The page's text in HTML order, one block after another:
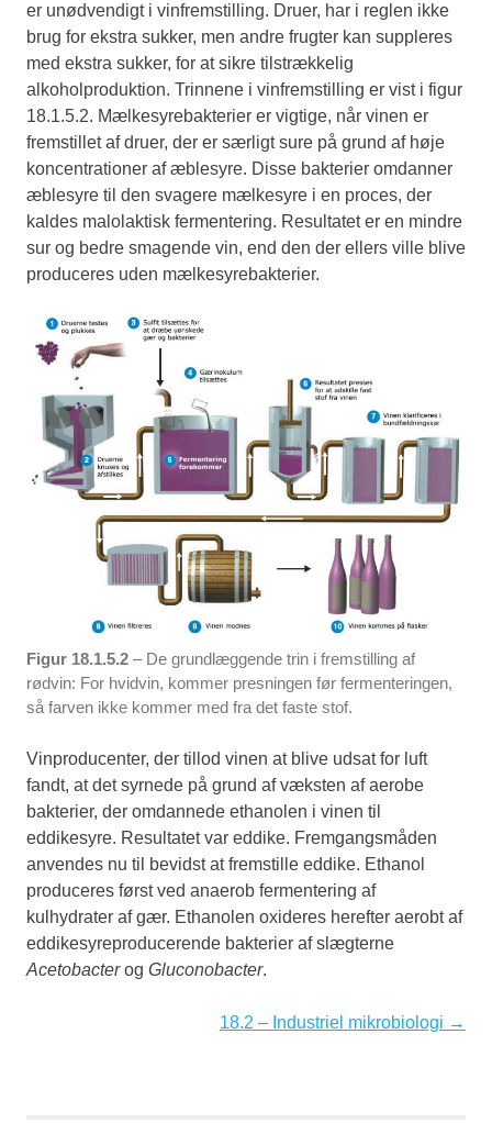
er unødvendigt i vinfremstilling. Druer, har i reglen ikke
brug for ekstra sukker, men andre frugter kan suppleres
med ekstra sukker, for at sikre tilstrækkelig
alkoholproduktion. Trinnene i vinfremstilling er vist i figur
18.1.5.2. Mælkesyrebakterier er vigtige, når vinen er
fremstillet af druer, der er særligt sure på grund af høje
koncentrationer af æblesyre. Disse bakterier omdanner
æblesyre til den svagere mælkesyre i en proces, der
kaldes malolaktisk fermentering. Resultatet er en mindre
sur og bedre smagende vin, end den der ellers ville blive
produceres uden mælkesyrebakterier.
Figur 18.1.5.2 – De grundlæggende trin i fremstilling af
rødvin: For hvidvin, kommer presningen før fermenteringen,
så farven ikke kommer med fra det faste stof.
Vinproducenter, der tillod vinen at blive udsat for luft
fandt, at det syrnede på grund af væksten af aerobe
bakterier, der omdannede ethanolen i vinen til
eddikesyre. Resultatet var eddike. Fremgangsmåden
anvendes nu til bevidst at fremstille eddike. Ethanol
produceres først ved anaerob fermentering af
kulhydrater af gær. Ethanolen oxideres herefter aerobt af
eddikesyreproducerende bakterier af slægterne
Acetobacterog Gluconobacter.
18.2 – Industriel mikrobiologi →